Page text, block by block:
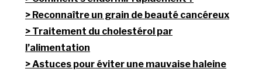
Reconnaître un grain de beauté cancéreux
Traitement du cholestérol par
l’alimentation
Astuces pour éviter une mauvaise haleine